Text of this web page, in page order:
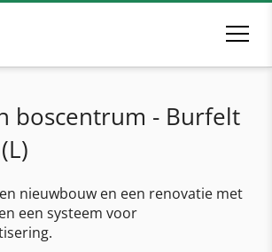
boscentrum - Burfelt
nieuwbouw en een renovatie met
een systeem voor